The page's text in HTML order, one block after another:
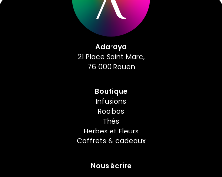
Adaraya
21 Place Saint Marc,
76 000 Rouen
Boutique
Infusions
Rooibos
Thés
Herbes et Fleurs
Coffrets & cadeaux
Nous écrire